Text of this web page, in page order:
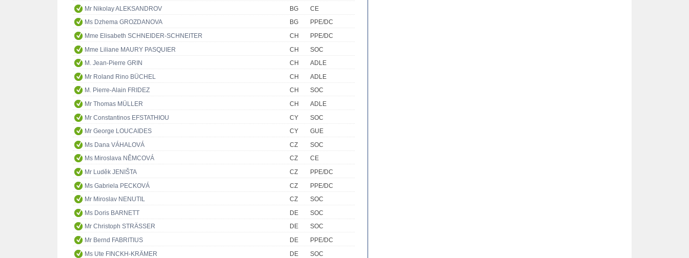
Mr Nikolay ALEKSANDROV
BG
CE
Ms Dzhema GROZDANOVA
BG
PPE/DC
Mme Elisabeth SCHNEIDER-SCHNEITER
CH
PPE/DC
Mme Liliane MAURY PASQUIER
CH
SOC
M. Jean-Pierre GRIN
CH
ADLE
Mr Roland Rino BÜCHEL
CH
ADLE
M. Pierre-Alain FRIDEZ
CH
SOC
Mr Thomas MÜLLER
CH
ADLE
Mr Constantinos EFSTATHIOU
CY
SOC
Mr George LOUCAIDES
CY
GUE
Ms Dana VÁHALOVÁ
CZ
SOC
Ms Miroslava NĚMCOVÁ
CZ
CE
Mr Luděk JENIŠTA
CZ
PPE/DC
Ms Gabriela PECKOVÁ
CZ
PPE/DC
Mr Miroslav NENUTIL
CZ
SOC
Ms Doris BARNETT
DE
SOC
Mr Christoph STRÄSSER
DE
SOC
Mr Bernd FABRITIUS
DE
PPE/DC
Ms Ute FINCKH-KRÄMER
DE
SOC